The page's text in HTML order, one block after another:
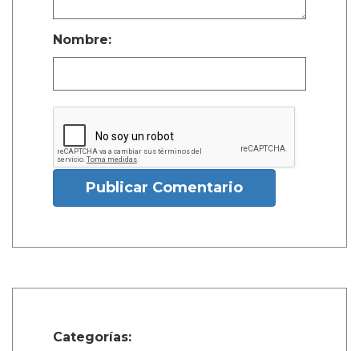
Nombre:
Publicar Comentario
Categorías: